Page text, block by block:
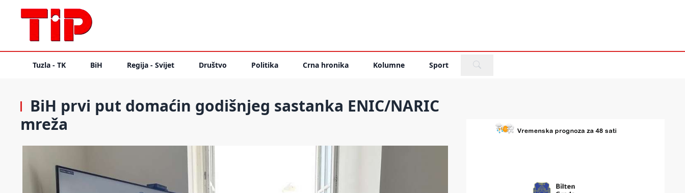
Tuzla - TK BiH Regija - Svijet Društvo Politika Crna hronika Kolumne Sport
BiH prvi put domaćin godišnjeg sastanka ENIC/NARIC
mreža